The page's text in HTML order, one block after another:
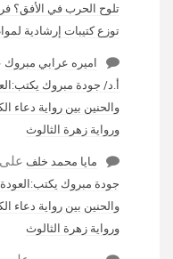
تلوح الحرب في الأفق؟
توزع كتيبات إرشادية
اميره عرابي مبروك
أ.د/ جودة مبروك
والحنين بين رواية دعاء
ورواية زهرة الثالوث
مايا محمد خلف على
جودة مبروك يكتب:العودة
والحنين بين رواية دعاء
ورواية زهرة الثالوث